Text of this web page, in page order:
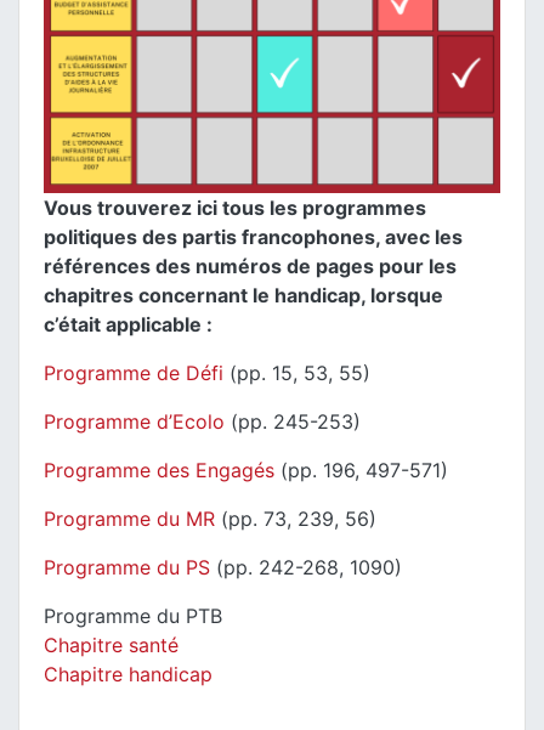
Vous trouverez ici tous les programmes
politiques des partis francophones, avec les
références des numéros de pages pour les
chapitres concernant le handicap, lorsque
c’était applicable :
Programme de Défi (pp. 15, 53, 55)
Programme d’Ecolo (pp. 245-253)
Programme des Engagés (pp. 196, 497-571)
Programme du MR (pp. 73, 239, 56)
Programme du PS (pp. 242-268, 1090)
Programme du PTB
Chapitre santé
Chapitre handicap